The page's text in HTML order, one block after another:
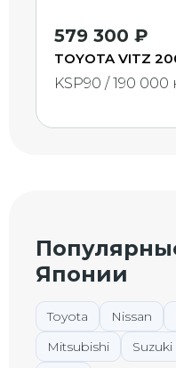
579 300 ₽
TOYOTA VITZ
KSP90 / 190 000
Японии
Toyota Nissan
Mitsubishi
Suzuki